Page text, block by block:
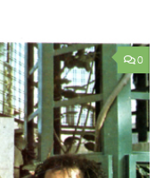
0